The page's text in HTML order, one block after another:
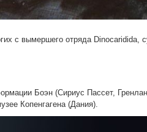
с вымершего отряда Dinocaridida,
Боэн (Сириус Пассет,
Копенгагена (Дания).